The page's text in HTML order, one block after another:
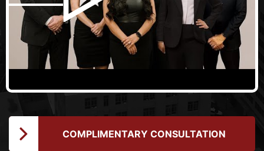
COMPLIMENTARY CONSULTATION